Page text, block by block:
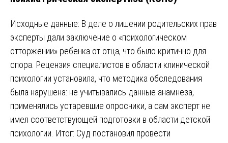
Исходные данные: В деле о лишении родительских прав
эксперты дали заключение о «психологическом
отторжении» ребенка от отца, что было критично для
спора. Рецензия специалистов в области клинической
психологии установила, что методика обследования
была нарушена: не учитывались данные анамнеза,
применялись устаревшие опросники, а сам эксперт не
имел соответствующей подготовки в области детской
психологии. Итог: Суд постановил провести